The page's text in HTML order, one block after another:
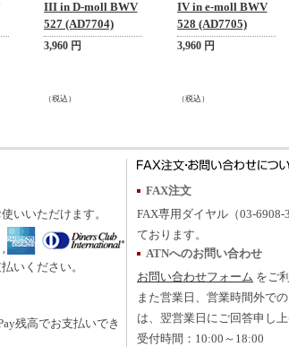
III in D-moll BWV
527 (AD7704)
3,960 円
（税込）
IV in e-moll BWV
528 (AD7705)
3,960 円
（税込）
いいただけます。
いください。
残高でお支払いでき
FAX注文
FAX専用ダイヤル（03-6908-
ております。
ATNへのお問い合わせ
お問い合わせフォーム をご
また営業日、営業時間外で
は、翌営業日にご回答申し上
受付時間：10:00～18:00